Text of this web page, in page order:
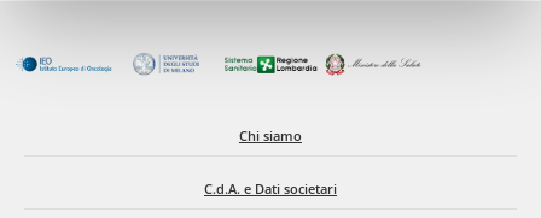
Chi siamo
C.d.A. e Dati societari